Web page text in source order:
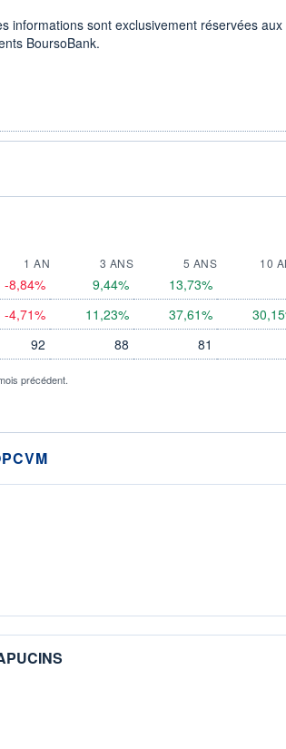
informations sont exclusivement réservées aux
BoursoBank.
1 AN 3 ANS 5 ANS
10
-8,84% 9,44% 13,73%
-4,71% 11,23% 37,61%
92 88 81
précédent.